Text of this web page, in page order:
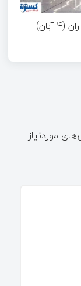
موردنیاز